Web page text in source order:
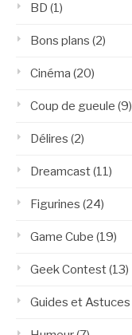
BD (1)
Bons plans (2)
Cinéma (20)
Coup de gueule (9)
Délires (2)
Dreamcast(11)
Figurines (24)
Game Cube (19)
Geek Contest(13)
Guides et Astuces